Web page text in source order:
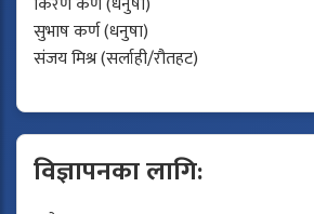
सुभाष कर्ण (धनुषा)
संजय मिश्र (सर्लाही/रौतहट)
विज्ञापनका लागि: